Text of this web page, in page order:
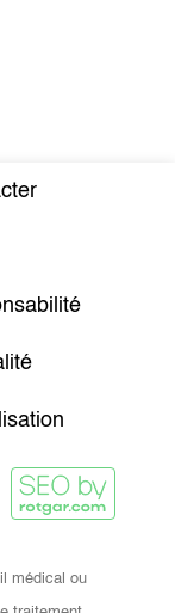
médical ou